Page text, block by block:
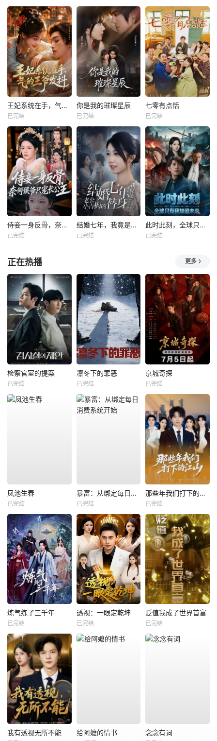
王妃系统在手，气的王爷发抖
已完结
你是我的璀璨星辰
已完结
七零有点恬
已完结
侍妾一身反骨，奈何侯爷只宠长公主
已完结
结婚七年，我竟是老公小青梅的替身
已完结
此时此刻，全球只有我知道未来
已完结
正在热播 更多
检察官室的提案
已完结
凛冬下的罪恶
已完结
京城奇探
已完结
凤池生春
已完结
暴富：从绑定每日消费系统开始
已完结
那些年我们打下的江山
已完结
炼气练了三千年
已完结
透视：一眼定乾坤
已完结
贬值我成了世界首富
已完结
我有透视无所不能 给阿嬷的情书 念念有词